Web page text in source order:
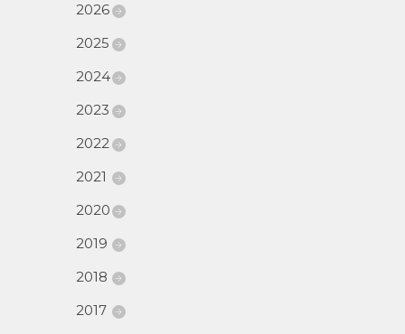
2026
2025
2024
2023
2022
2021
2020
2019
2018
2017